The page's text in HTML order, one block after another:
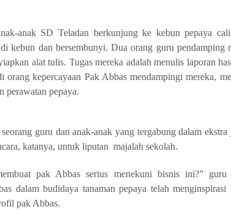
anak SD Teladan berkunjung ke kebun pepayac
kebun dan bersembunyi. Dua orang guru pendamping
alat tulis. Tugas mereka adalah menulis laporan
kepercayaan Pak Abbas mendampingi mereka,
perawatan pepaya.
seorang guru dan anak-anak yang tergabung dalam
katanya, untuk liputan majalah sekolah.
pak Abbas serius menekuni bisnis ini?” guru
dalam budidaya tanaman pepaya telah menginspirasi
pak Abbas.